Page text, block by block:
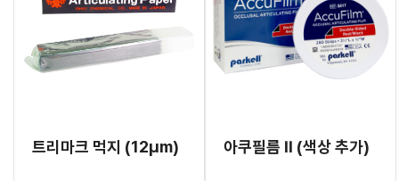
트리마크 먹지 (12μm) 아쿠필름 II (색상 추가)